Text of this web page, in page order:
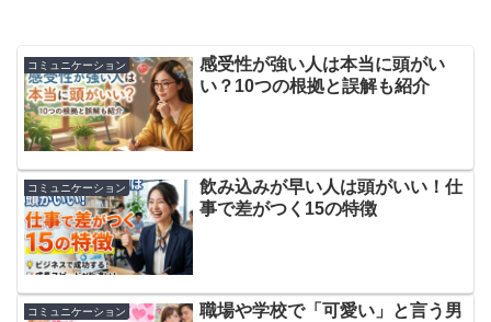
コミュニケーション
感受性が強い人は本当に頭がい
い？10つの根拠と誤解も紹介
コミュニケーション
飲み込みが早い人は頭がいい！仕
事で差がつく15の特徴
コミュニケーション
職場や学校で「可愛い」と言う男